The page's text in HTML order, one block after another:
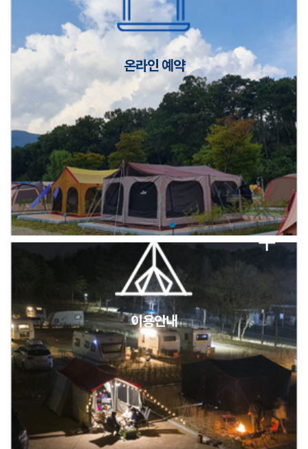
2026년 5월 캠핑장 안점 점검의 날 변경 안내
캠핑장(9월1일~6일) 미운영 공지
2026년 5월 캠핑장 안점 점검의 날 변경 안내
캠핑장(9월1일~6일) 미운영 공지
2026년 5월 캠핑장 안점 점검의 날 변경 안내
캠핑장(9월1일~6일) 미운영 공지
[6/1]전산시스템 점검 및 안정화에 따른 서비스 이용 제한 안내
온라인 예약
이용안내